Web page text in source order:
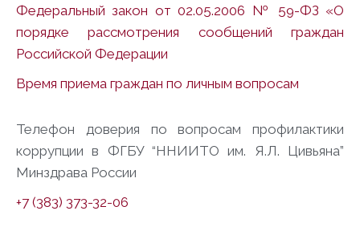
Федеральный закон от 02.05.2006 № 59-ФЗ «О
порядке рассмотрения сообщений граждан
Российской Федерации
Время приема граждан по личным вопросам
Телефон доверия по вопросам профилактики
коррупции в ФГБУ “ННИИТО им. Я.Л. Цивьяна”
Минздрава России
+7 (383) 373-32-06